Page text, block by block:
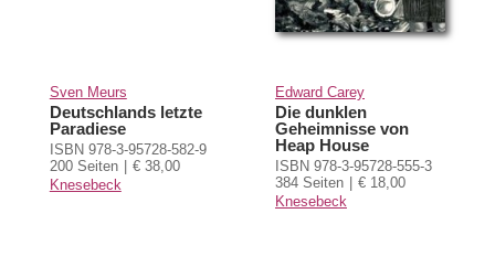
Sven Meurs
Deutschlands letzte
Paradiese
ISBN 978-3-95728-582-9
200 Seiten
€ 38,00
Knesebeck
Edward Carey
Die dunklen
Geheimnisse von
Heap House
ISBN 978-3-95728-555-3
384 Seiten
€ 18,00
Knesebeck